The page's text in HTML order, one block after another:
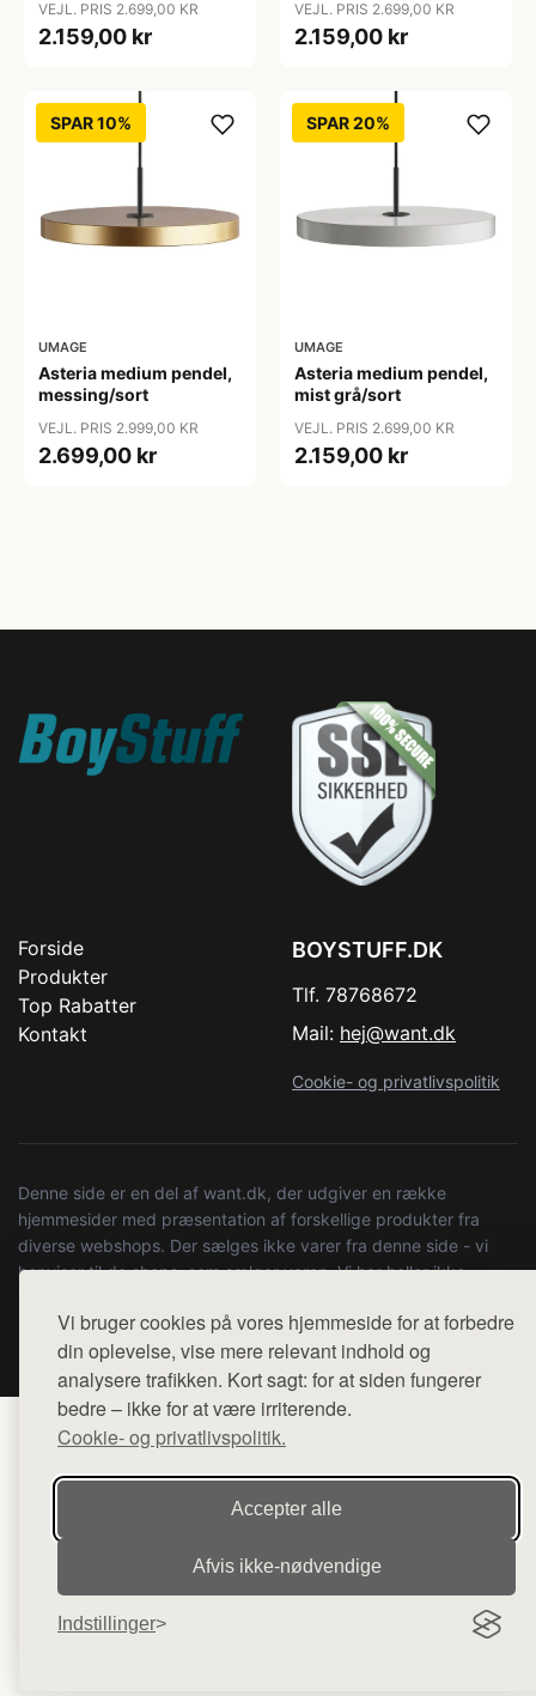
Vi bruger cookies på vores hjemmeside for at forbedre
din oplevelse, vise mere relevant indhold og
analysere trafikken. Kort sagt: for at siden fungerer
bedre – ikke for at være irriterende.
Cookie- og privatlivspolitik.
Accepter alle
Afvis ikke‑nødvendige
Indstillinger
VEJL. PRIS 2.699,00 KR
2.159,00 kr
VEJL. PRIS 2.699,00 KR
2.159,00 kr
SPAR 10%
UMAGE
Asteria medium pendel,
messing/sort
VEJL. PRIS 2.999,00 KR
2.699,00 kr
SPAR 20%
UMAGE
Asteria medium pendel,
mist grå/sort
VEJL. PRIS 2.699,00 KR
2.159,00 kr
Forside
Produkter
Top Rabatter
Kontakt
BOYSTUFF.DK
Tlf. 78768672
Mail: hej@want.dk
Cookie- og privatlivspolitik
Denne side er en del af want.dk, der udgiver en række
hjemmesider med præsentation af forskellige produkter fra
diverse webshops. Der sælges ikke varer fra denne side - vi
henviser til de shops, som sælger varen. Vi har heller ikke
varerne på lager.
© 2026 boystuff.dk. Alle rettigheder forbeholdes.